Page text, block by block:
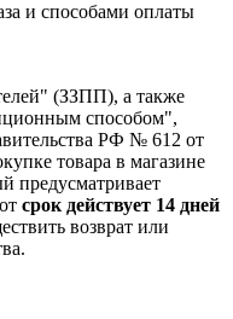
и способами оплаты
(ЗЗПП), а также
способом",
РФ № 612 от
товара в магазине
предусматривает
срок действует 14 дней
возврат или